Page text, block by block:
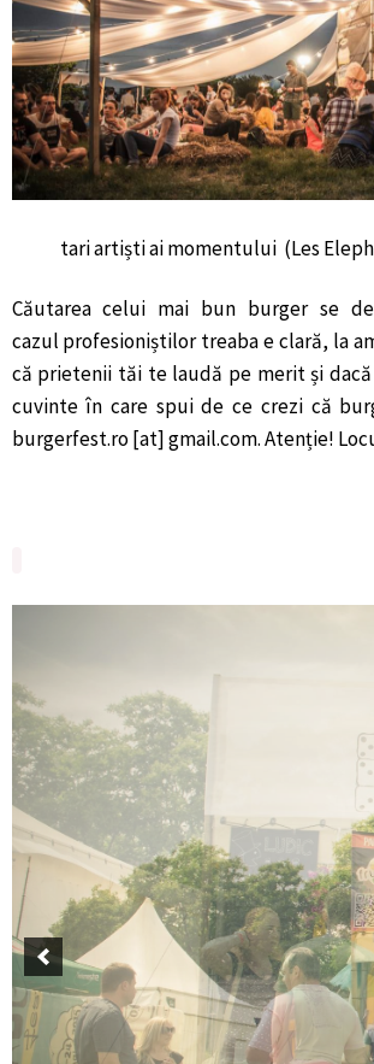
tari artiști ai momentului (Les
Căutarea celui mai bun burger se
cazul profesioniștilor treaba e clară, la
că prietenii tăi te laudă pe merit și
cuvinte în care spui de ce crezi că
burgerfest.ro [at] gmail.com. Atenție!